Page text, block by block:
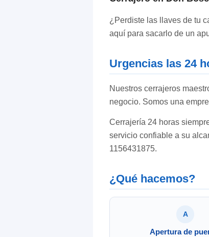
¿Perdiste las llaves de tu
aquí para sacarlo de un
Urgencias las 24
Nuestros cerrajeros
negocio. Somos una
Cerrajería 24 horas
servicio confiable a su
1156431875.
¿Qué hacemos?
A
Apertura de